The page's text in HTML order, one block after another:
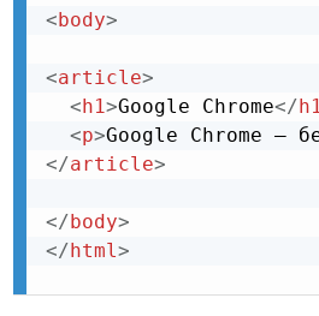
< body>
<article>
< h1>Google Chrome</
<p>Google Chrome –
</article>
</ body>
</ html>